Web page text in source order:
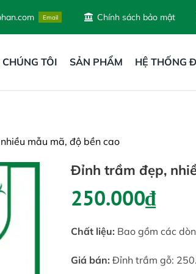
Email Chính sách bảo mật
CHÚNG TÔI SẢN PHẨM HỆ THỐNG
mẫu mã, độ bền cao
Đỉnh trầm đẹp,
250.000₫
Chất liệu: Bao gồm các
Giá bán: Đỉnh trầm gỗ: